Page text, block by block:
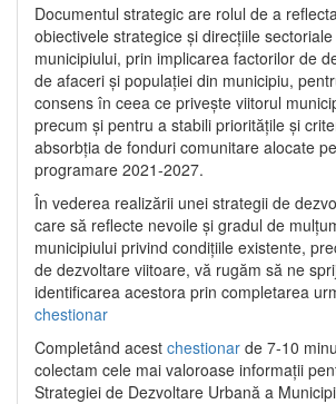
Documentul strategic are rolul de a
obiectivele strategice și direcțiile
municipiului, prin implicarea factorilor de
de afaceri și populației din municipiu,
consens în ceea ce privește viitorul
precum și pentru a stabili prioritățile și
absorbția de fonduri comunitare alocate
programare 2021-2027.
În vederea realizării unei strategii de
care să reflecte nevoile și gradul de
municipiului privind condițiile existente,
de dezvoltare viitoare, vă rugăm să ne
identificarea acestora prin completarea
chestionar
Completând acest chestionar de 7-10
colectam cele mai valoroase informații
Strategiei de Dezvoltare Urbană a